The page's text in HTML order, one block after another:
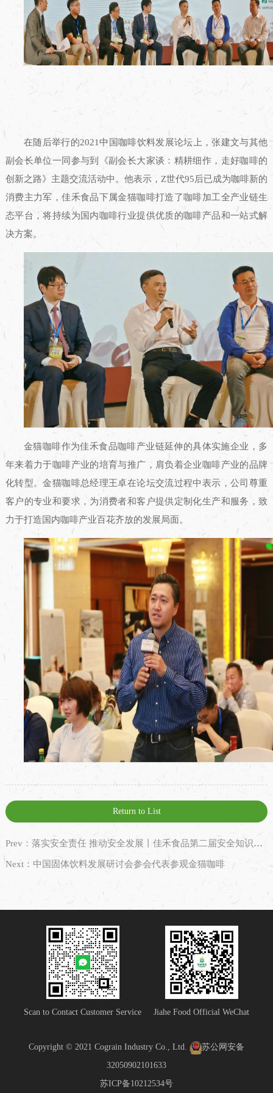
在随后举行的2021中国咖啡饮料发展论坛上，张建文与其他
副会长单位一同参与到《副会长大家谈：精耕细作，走好咖啡的
创新之路》主题交流活动中。他表示，Z世代95后已成为咖啡新的
消费主力军，佳禾食品下属金猫咖啡打造了咖啡加工全产业链生
态平台，将持续为国内咖啡行业提供优质的咖啡产品和一站式解
决方案。
金猫咖啡作为佳禾食品咖啡产业链延伸的具体实施企业，多
年来着力于咖啡产业的培育与推广，肩负着企业咖啡产业的品牌
化转型。金猫咖啡总经理王卓在论坛交流过程中表示，公司尊重
客户的专业和要求，为消费者和客户提供定制化生产和服务，致
力于打造国内咖啡产业百花齐放的发展局面。
Return to List
Prev：落实安全责任 推动安全发展丨佳禾食品第二届安全知识竞赛圆满落幕
Next：中国固体饮料发展研讨会参会代表参观金猫咖啡
Scan to Contact Customer Service Jiahe Food Official WeChat
Copyright © 2021 Cograin Industry Co., Ltd.
苏公网安备
32050902101633
苏ICP备10212534号